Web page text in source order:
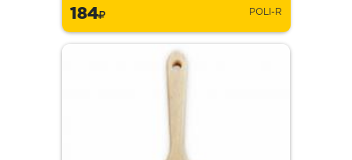
184 POLI-R